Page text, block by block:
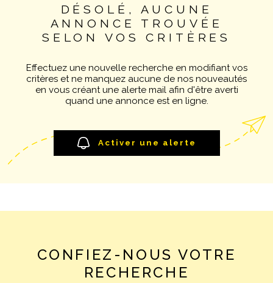
NOTRE
DÉSOLÉ, AUCUNE
ANNONCE TROUVÉE
SELON VOS CRITÈRES
Effectuez une nouvelle recherche en modifiant vos
critères et ne manquez aucune de nos nouveautés
en vous créant une alerte mail afin d'être averti
quand une annonce est en ligne.
Activer une alerte
CONFIEZ-NOUS VOTRE
RECHERCHE
Pièces
PIÈCES
RECHERCHER